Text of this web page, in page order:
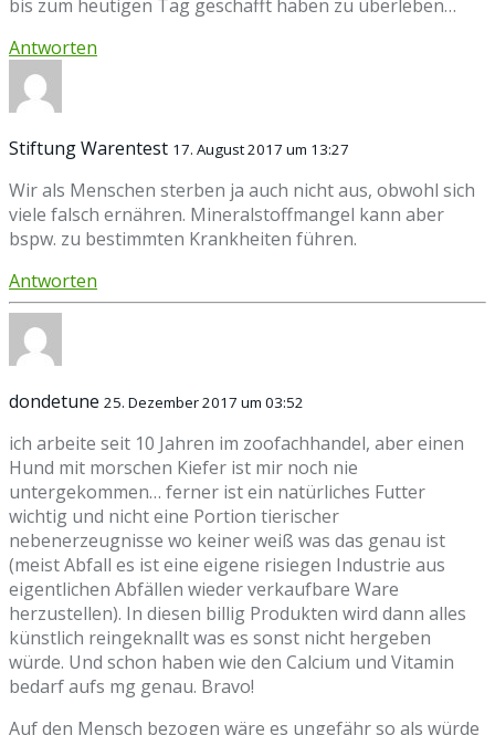
bis zum heutigen Tag geschafft haben zu überleben…
Antworten
Stiftung Warentest 17. August 2017 um 13:27
Wir als Menschen sterben ja auch nicht aus, obwohl sich
viele falsch ernähren. Mineralstoffmangel kann aber
bspw. zu bestimmten Krankheiten führen.
Antworten
dondetune 25. Dezember 2017 um 03:52
ich arbeite seit 10 Jahren im zoofachhandel, aber einen
Hund mit morschen Kiefer ist mir noch nie
untergekommen… ferner ist ein natürliches Futter
wichtig und nicht eine Portion tierischer
nebenerzeugnisse wo keiner weiß was das genau ist
(meist Abfall es ist eine eigene risiegen Industrie aus
eigentlichen Abfällen wieder verkaufbare Ware
herzustellen). In diesen billig Produkten wird dann alles
künstlich reingeknallt was es sonst nicht hergeben
würde. Und schon haben wie den Calcium und Vitamin
bedarf aufs mg genau. Bravo!
Auf den Mensch bezogen wäre es ungefähr so als würde